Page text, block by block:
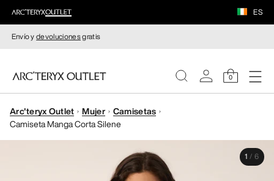
ES
Envío ydevolucionesgratis
0
MUJERE
Arc'teryx Outlet Mujer
Camisetas
Camiseta Manga Corta Silene
1 / 6